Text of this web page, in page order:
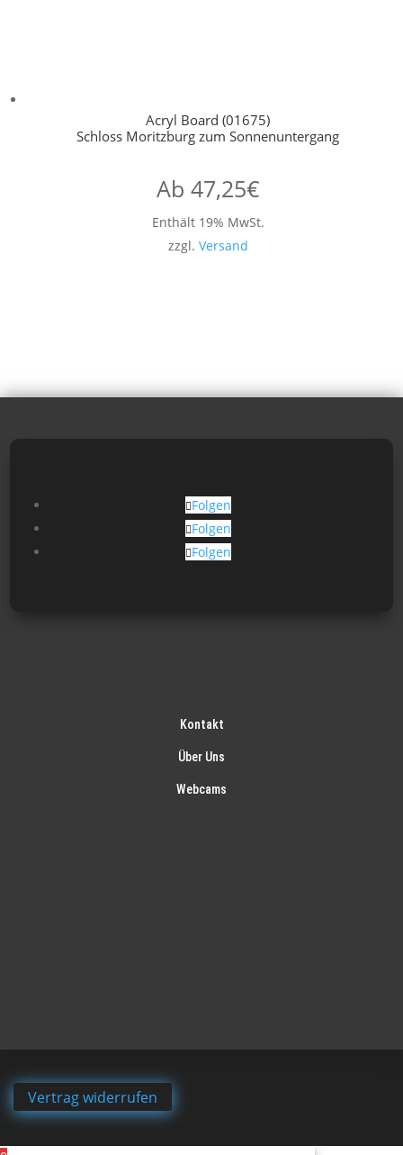
Acryl Board (01675)
Schloss Moritzburg zum Sonnenuntergang
Ab 47,25€
Enthält 19% MwSt.
zzgl. Versand
Folgen
Folgen
Folgen
Kontakt
Über Uns
Webcams
Vertrag widerrufen